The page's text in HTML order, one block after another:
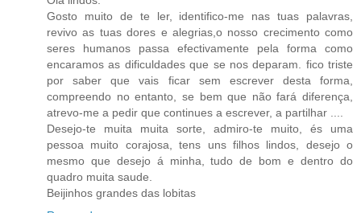
Gosto muito de te ler, identifico-me nas tuas palavras,
revivo as tuas dores e alegrias,o nosso crecimento como
seres humanos passa efectivamente pela forma como
encaramos as dificuldades que se nos deparam. fico triste
por saber que vais ficar sem escrever desta forma,
compreendo no entanto, se bem que não fará diferença,
atrevo-me a pedir que continues a escrever, a partilhar ....
Desejo-te muita muita sorte, admiro-te muito, és uma
pessoa muito corajosa, tens uns filhos lindos, desejo o
mesmo que desejo á minha, tudo de bom e dentro do
quadro muita saude.
Beijinhos grandes das lobitas